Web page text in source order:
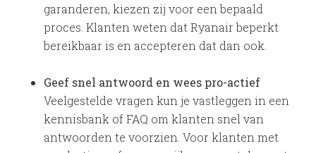
garanderen, kiezen zij voor een bepaald
proces. Klanten weten dat Ryanair beperkt
bereikbaar is en accepteren dat dan ook.
Geef snel antwoord en wees pro-actief
Veelgestelde vragen kun je vastleggen in een
kennisbank of FAQ om klanten snel van
antwoorden te voorzien. Voor klanten met